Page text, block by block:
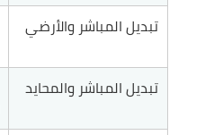
تبديل المباشر والأرضي
تبديل المباشر والمحايد